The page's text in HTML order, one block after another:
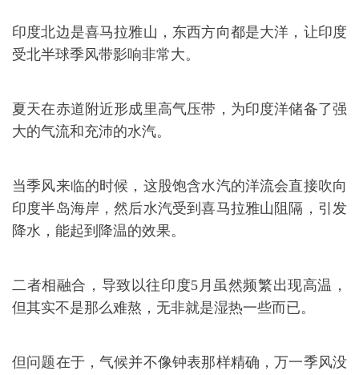
印度北边是喜马拉雅山，东西方向都是大洋，让印度
受北半球季风带影响非常大。
夏天在赤道附近形成里高气压带，为印度洋储备了强
大的气流和充沛的水汽。
当季风来临的时候，这股饱含水汽的洋流会直接吹向
印度半岛海岸，然后水汽受到喜马拉雅山阻隔，引发
降水，能起到降温的效果。
二者相融合，导致以往印度5月虽然频繁出现高温，
但其实不是那么难熬，无非就是湿热一些而已。
但问题在于，气候并不像钟表那样精确，万一季风没